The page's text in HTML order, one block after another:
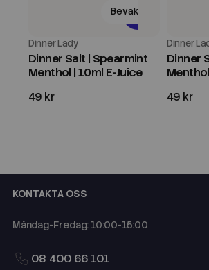
Bevaka
Dinner Lady
Dinner Salt | Spearmint
Menthol | 10ml E-Juice
49 kr
Dinner
Dinner
49 kr
KONTAKTA OSS
Måndag-Fredag: 10:00-15:00
08 400 66 101